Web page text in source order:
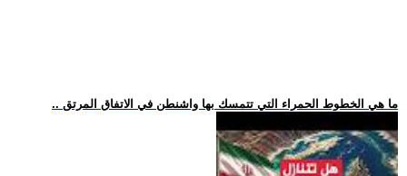
.. ما هي الخطوط الحمراء التي تتمسك بها واشنطن في الاتفاق المرتق